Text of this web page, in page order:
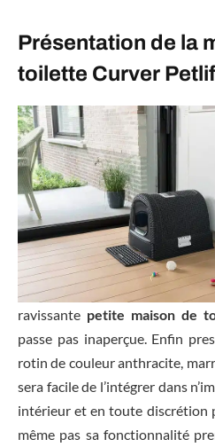
Présentation de la
toilette Curver
ravissante petite maison de
passe pas inaperçue. Enfin
rotin de couleur anthracite,
sera facile de l’intégrer dans
intérieur et en toute discrétion
même pas sa fonctionnalité